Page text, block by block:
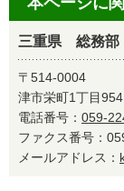
三重県 総務部
〒514-0004
津市栄町1丁目954
電話番号： 059-
ファクス番号：
メールアドレス：